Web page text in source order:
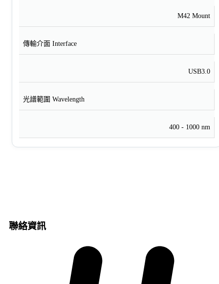
M42 Mount
傳輸介面 Interface
USB3.0
光譜範圍 Wavelength
400 - 1000 nm
聯絡資訊